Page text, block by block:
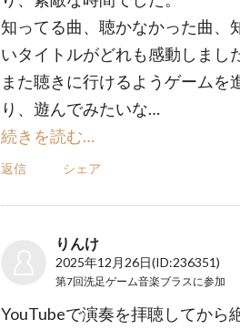
知ってる曲、聴かなかった曲、
いタイトルがどれも感動しまし
また聴きに行けるようゲームを
り、遊んでみたいな…
続きを読む…
返信 シェア
りんけ
2025年12月26日(ID:236351)
第7回洗足ゲーム音楽ブラスに参加
YouTubeで演奏を拝聴してから